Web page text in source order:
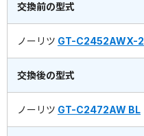
交換前の型式
ノーリツ GT-C2452AWX-2
交換後の型式
ノーリツ GT-C2472AW BL